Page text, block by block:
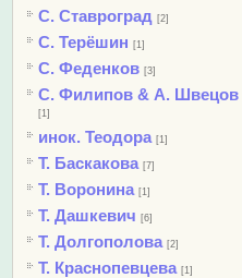
С. Ставроград [2]
С. Терёшин [1]
С. Феденков [3]
С. Филипов & А. Швецов
[1]
инок. Теодора [1]
Т. Баскакова [7]
Т. Воронина [1]
Т. Дашкевич [6]
Т. Долгополова [2]
Т. Краснопевцева [1]